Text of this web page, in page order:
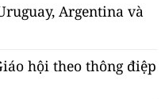
Argentina và
hội theo thông điệp